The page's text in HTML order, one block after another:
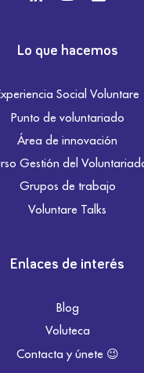
Lo que hacemos
Social Voluntare
Punto de voluntariado
Área de innovación
Gestión del
Grupos de trabajo
Voluntare Talks
Enlaces de interés
Blog
Voluteca
Contacta y únete 😉